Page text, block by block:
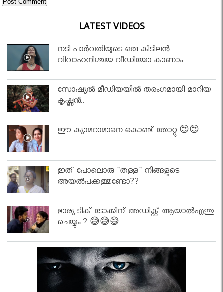
LATEST VIDEOS
നടി പാർവതിയുടെ ഒരു കിടിലൻ
വിവാഹനിശ്ചയ വീഡിയോ കാണാം..
സോഷ്യൽ മീഡിയയിൽ തരംഗമായി മാറിയ
കൃഷ്ണൻ..
ഈ ക്യാമറാമാനെ കൊണ്ട് തോറ്റു 😍😍
ഇത് പോലൊരു "തള്ള" നിങ്ങളുടെ
അയല്‍പക്കത്തുണ്ടോ??
ഭാര്യ ടിക് ടോക്കിന് അഡിക്റ്റ് ആയാൽഎന്തു
ചെയ്യും ? 😅😅😅